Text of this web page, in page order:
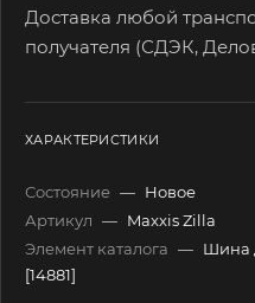
Доставка любой
получателя (СДЭК,
ХАРАКТЕРИСТИКИ
Состояние — Новое
Артикул — Maxxis Zilla
Элемент каталога — Шина
[14881]